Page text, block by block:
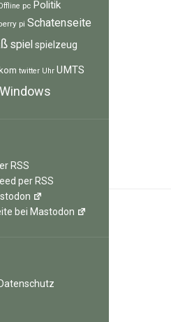
pc Politik
pi Schatenseite
spiel spielzeug
twitter Uhr UMTS
Windows
RSS
per RSS
bei Mastodon